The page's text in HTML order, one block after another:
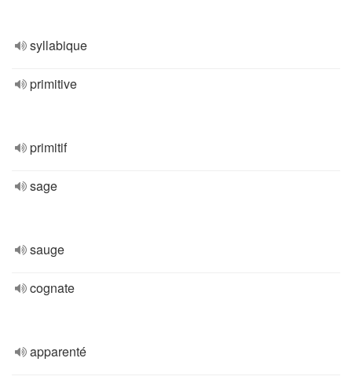
syllabique
primitive
primitif
sage
sauge
cognate
apparenté